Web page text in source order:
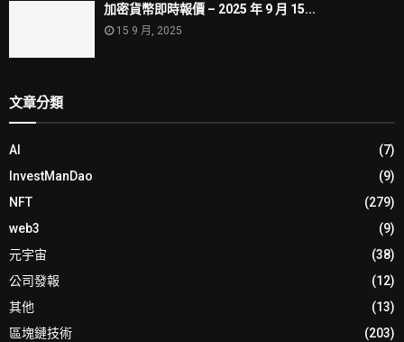
加密貨幣即時報價 – 2025 年 9 月 15...
15 9 月, 2025
文章分類
AI
(7)
InvestManDao
(9)
NFT
(279)
web3
(9)
元宇宙
(38)
公司發報
(12)
其他
(13)
區塊鏈技術
(203)